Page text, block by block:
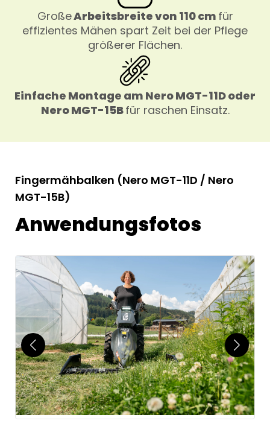
GroßeArbeitsbreite von 110 cm für
effizientes Mähen spart Zeit bei der Pflege
größerer Flächen.
Einfache Montage am Nero MGT-11D oder
Nero MGT-15Bfür raschen Einsatz.
Fingermähbalken (Nero MGT-11D / Nero
MGT-15B)
Anwendungsfotos